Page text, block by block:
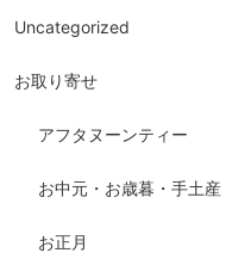
Uncategorized
お取り寄せ
アフタヌーンティー
お中元・お歳暮・手土産
お正月